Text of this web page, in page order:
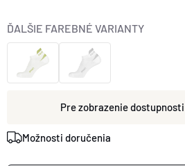
ĎALŠIE FAREBNÉ VARIANTY
Možnosti doručenia